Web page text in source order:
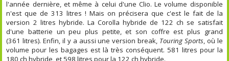
l'année dernière, et même à celui d'une Clio. Le volume disponible
n'est que de 313 litres ! Mais on précisera que c'est le fait de la
version 2 litres hybride. La Corolla hybride de 122 ch se satisfait
d'une batterie un peu plus petite, et son coffre est plus grand
(361 litres). Enfin, il y a aussi une version break, Touring Sports, où le
volume pour les bagages est là très conséquent. 581 litres pour la
180 ch hybride, et 598 litres pour la 122 ch hybride.